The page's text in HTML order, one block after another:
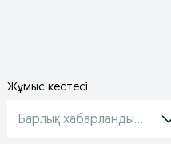
Жұмыс кестесі
Барлық хабарландырулар